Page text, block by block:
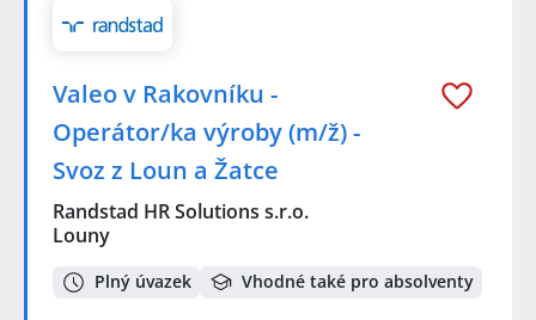
Valeo v Rakovníku -
Operátor/ka výroby (m/ž) -
Svoz z Loun a Žatce
Randstad HR Solutions s.r.o.
Louny
Plný úvazek Vhodné také pro absolventy